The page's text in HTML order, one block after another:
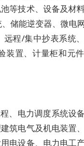
等技术、设备及材
储能逆变器、微电
程/集中抄表系统
装置、计量柜和元
、电力调度系统设
筑电气及机电装置
电设备、电力电工